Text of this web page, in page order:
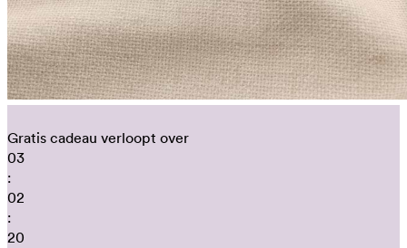
Gratis cadeau verloopt over
03
:
02
:
20